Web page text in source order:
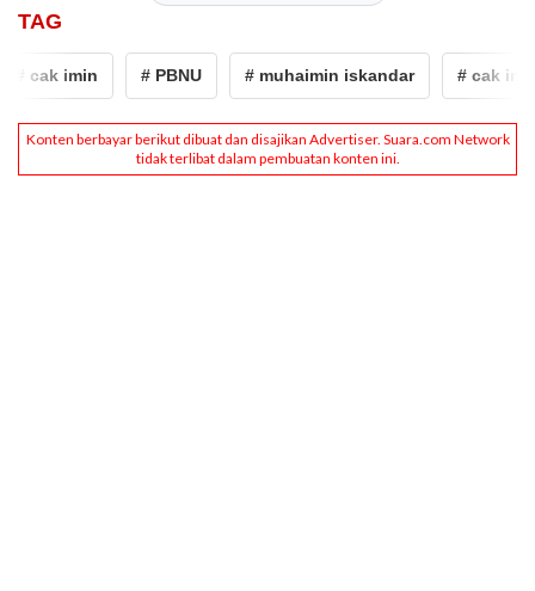
TAG
# cak imin # PBNU # muhaimin iskandar # cak imin